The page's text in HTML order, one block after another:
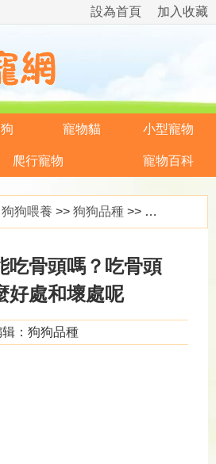
加入收藏
設為首頁
寵物貓 小型寵物
爬行寵物 寵物百科
狗狗喂養 >> 狗狗品種 >> 比熊狗狗能吃骨頭嗎？吃骨頭有什麼好處和壞處呢
吃骨頭嗎？吃骨頭
好處和壞處呢
辑：狗狗品種